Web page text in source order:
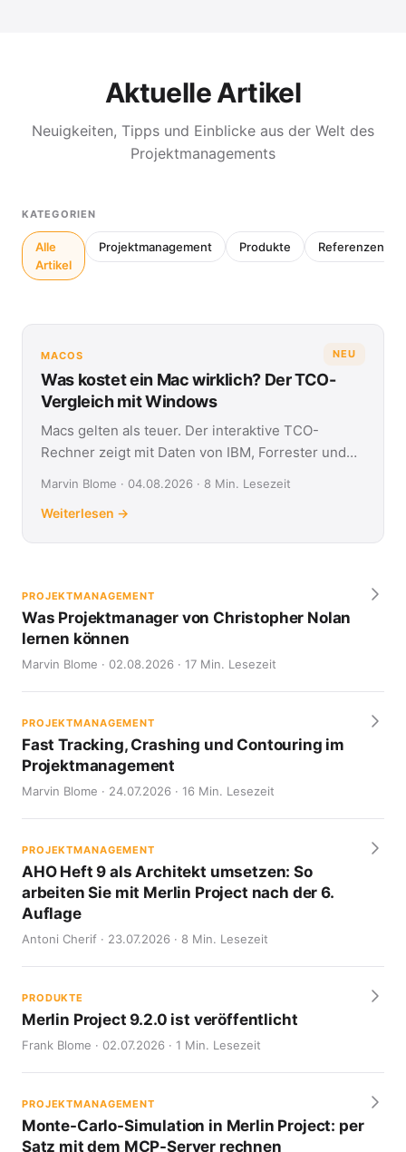
Aktuelle Artikel
Neuigkeiten, Tipps und Einblicke aus der Welt des
Projektmanagements
KATEGORIEN
Alle
Artikel
Projektmanagement Produkte Referenzen
NEU
MACOS
Was kostet ein Mac wirklich? Der TCO-
Vergleich mit Windows
Macs gelten als teuer. Der interaktive TCO-
Rechner zeigt mit Daten von IBM, Forrester und
Marvin Blome · 04.08.2026 · 8 Min. Lesezeit
Weiterlesen →
PROJEKTMANAGEMENT
Was Projektmanager von Christopher Nolan
lernen können
Marvin Blome · 02.08.2026 · 17 Min. Lesezeit
PROJEKTMANAGEMENT
Fast Tracking, Crashing und Contouring im
Projektmanagement
Marvin Blome · 24.07.2026 · 16 Min. Lesezeit
PROJEKTMANAGEMENT
AHO Heft 9 als Architekt umsetzen: So
arbeiten Sie mit Merlin Project nach der 6.
Auflage
Antoni Cherif · 23.07.2026 · 8 Min. Lesezeit
PRODUKTE
Merlin Project 9.2.0 ist veröffentlicht
Frank Blome · 02.07.2026 · 1 Min. Lesezeit
PROJEKTMANAGEMENT
Monte-Carlo-Simulation in Merlin Project: per
Satz mit dem MCP-Server rechnen